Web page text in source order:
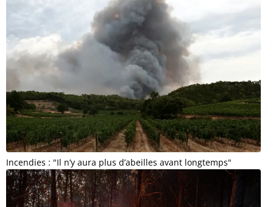
Incendies : "Il n’y aura plus d’abeilles avant longtemps"